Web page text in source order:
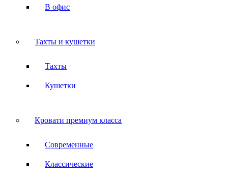
В офис
Тахты и кушетки
Тахты
Кушетки
Кровати премиум класса
Современные
Классические